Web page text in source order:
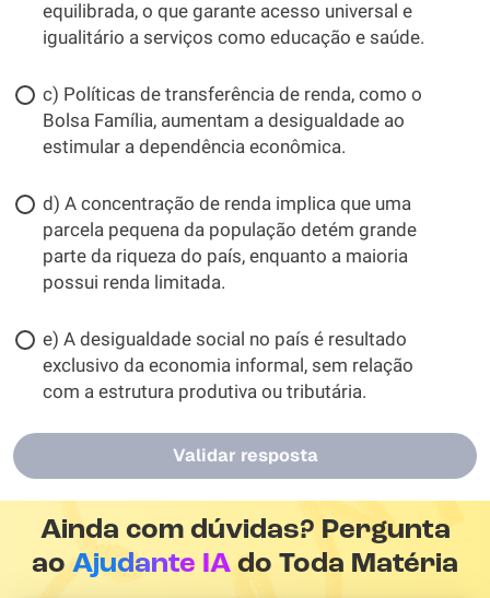
equilibrada, o que garante acesso universal e
igualitário a serviços como educação e saúde.
c) Políticas de transferência de renda, como o
Bolsa Família, aumentam a desigualdade ao
estimular a dependência econômica.
d) A concentração de renda implica que uma
parcela pequena da população detém grande
parte da riqueza do país, enquanto a maioria
possui renda limitada.
e) A desigualdade social no país é resultado
exclusivo da economia informal, sem relação
com a estrutura produtiva ou tributária.
Validar resposta
Ainda com dúvidas? Pergunta
aoAjudante IA do Toda Matéria